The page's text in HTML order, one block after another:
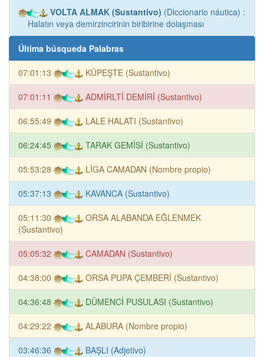
VOLTA ALMAK (Sustantivo) (Diccionario náutica) :
Halatın veya demirzincirinin biribirine dolaşması
Última búsqueda Palabras
07:01:13 KÜPEŞTE (Sustantivo)
07:01:11 ADMİRLTİ DEMİRİ (Sustantivo)
06:55:49 LALE HALATI (Sustantivo)
06:24:45 TARAK GEMİSİ (Sustantivo)
05:53:28 LİGA CAMADAN (Nombre propio)
05:37:13 KAVANCA (Sustantivo)
05:11:30
ORSA ALABANDA EĞLENMEK
(Sustantivo)
05:05:32 CAMADAN (Sustantivo)
04:38:00 ORSA PUPA ÇEMBERİ (Sustantivo)
04:36:48 DÜMENCİ PUSULASI (Sustantivo)
04:29:22 ALABURA (Nombre propio)
03:46:36 BAŞLI (Adjetivo)